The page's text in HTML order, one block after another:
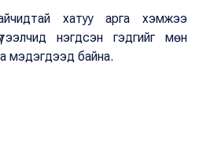
хатуу арга хэмжээ
нэгдсэн гэдгийг мөн
мэдэгдээд байна.